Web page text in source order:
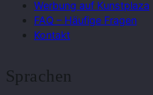
Werbung auf Kunstplaza
FAQ – Häufige Fragen
Kontakt
Sprachen